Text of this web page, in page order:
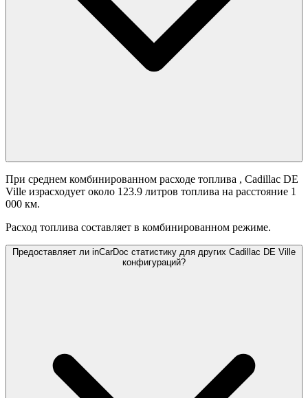
При среднем комбинированном расходе топлива , Cadillac DE
Ville израсходует около 123.9 литров топлива на расстояние 1
000 км.
Расход топлива составляет в комбинированном режиме.
Предоставляет ли inCarDoc статистику для других Cadillac DE Ville
конфигураций?